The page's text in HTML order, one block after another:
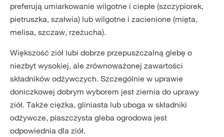
preferują umiarkowanie wilgotne i ciepłe (szczypiorek,
pietruszka, szałwia) lub wilgotne i zacienione (mięta,
melisa, szczaw, rzeżucha).
Większość ziół lubi dobrze przepuszczalną glebę o
niezbyt wysokiej, ale zrównoważonej zawartości
składników odżywczych. Szczególnie w uprawie
doniczkowej dobrym wyborem jest ziemia do uprawy
ziół. Także ciężka, gliniasta lub uboga w składniki
odżywcze, piaszczysta gleba ogrodowa jest
odpowiednia dla ziół.